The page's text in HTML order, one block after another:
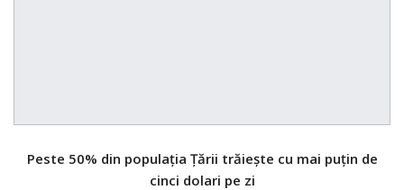
Peste 50% din populaţia Ţării trăieşte cu mai puţin de
cinci dolari pe zi